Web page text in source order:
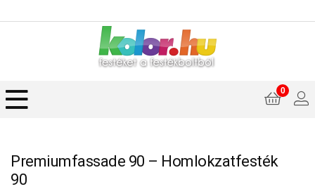
0
Premiumfassade 90 – Homlokzatfesték
90